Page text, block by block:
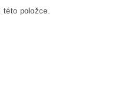
této položce.